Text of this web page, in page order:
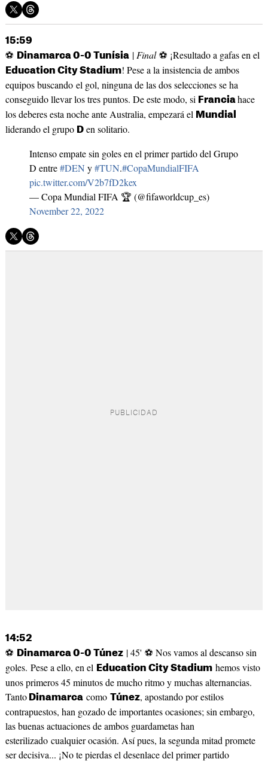
15:59
⚽ Dinamarca 0-0 Tunísia| Final⚽ ¡Resultado a gafas en el
Education City Stadium! Pese a la insistencia de ambos
equipos buscando el gol, ninguna de las dos selecciones se ha
conseguido llevar los tres puntos. De este modo, si Franciahace
los deberes esta noche ante Australia, empezará el Mundial
liderando el grupo Den solitario.
Intenso empate sin goles en el primer partido del Grupo
D entre#DEN y#TUN.#CopaMundialFIFA
pic.twitter.com/V2b7fD2kex
— Copa Mundial FIFA 🏆 (@fifaworldcup_es)
November 22, 2022
14:52
⚽ Dinamarca 0-0 Túnez| 45' ⚽ Nos vamos al descanso sin
goles. Pese a ello, en el
Education City Stadiumhemos visto
unos primeros 45 minutos de mucho ritmo y muchas alternancias.
TantoDinamarcacomo Túnez, apostando por estilos
contrapuestos, han gozado de importantes ocasiones; sin embargo,
las buenas actuaciones de ambos guardametas han
esterilizado cualquier ocasión. Así pues, la segunda mitad promete
ser decisiva... ¡No te pierdas el desenlace del primer partido